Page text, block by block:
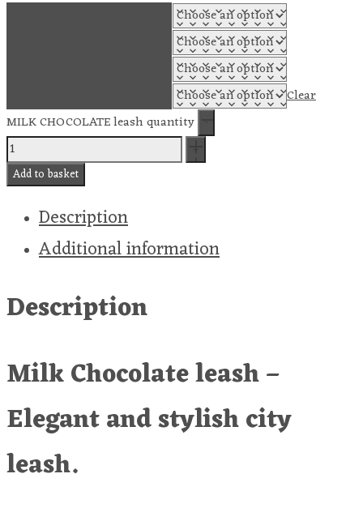
Clear
MILK CHOCOLATE leash quantity
Add to basket
Description
Additional information
Description
Milk Chocolate leash –
Elegant and stylish city
leash.